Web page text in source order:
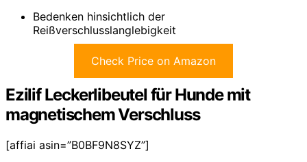
Bedenken hinsichtlich der
Reißverschlusslanglebigkeit
Check Price on Amazon
Ezilif Leckerlibeutel für Hunde mit
magnetischem Verschluss
[affiai asin=”B0BF9N8SYZ”]